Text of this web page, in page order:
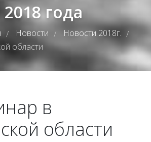
года
/ Новости / Новости 2018г. /
области
в
области